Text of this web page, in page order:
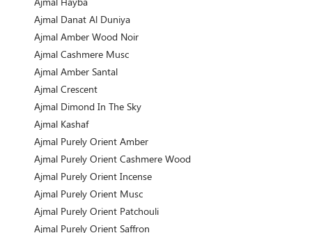
Ajmal Danat Al Duniya
Ajmal Amber Wood Noir
Ajmal Cashmere Musc
Ajmal Amber Santal
Ajmal Crescent
Ajmal Dimond In The Sky
Ajmal Kashaf
Ajmal Purely Orient Amber
Ajmal Purely Orient Cashmere Wood
Ajmal Purely Orient Incense
Ajmal Purely Orient Musc
Ajmal Purely Orient Patchouli
Ajmal Purely Orient Saffron